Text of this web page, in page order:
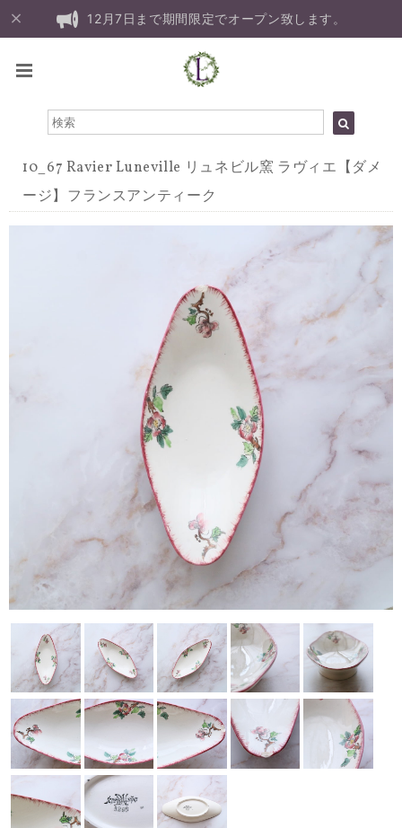
12月7日まで期間限定でオープン致します。
10_67 Ravier Luneville リュネビル窯 ラヴィエ【ダメ
ージ】フランスアンティーク